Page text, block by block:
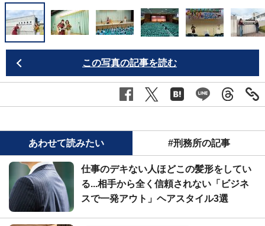
この写真の記事を読む
あわせて読みたい #刑務所の記事
仕事のデキない人ほどこの髪形をしてい
る...相手から全く信頼されない「ビジネ
スで一発アウト」ヘアスタイル3選